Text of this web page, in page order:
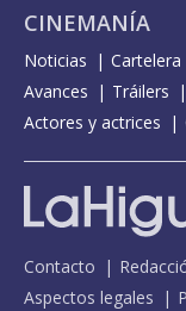
CINEMANÍA
Noticias Cartelera
Avances
Tráilers
Actores y actrices
Contacto
Aspectos legales